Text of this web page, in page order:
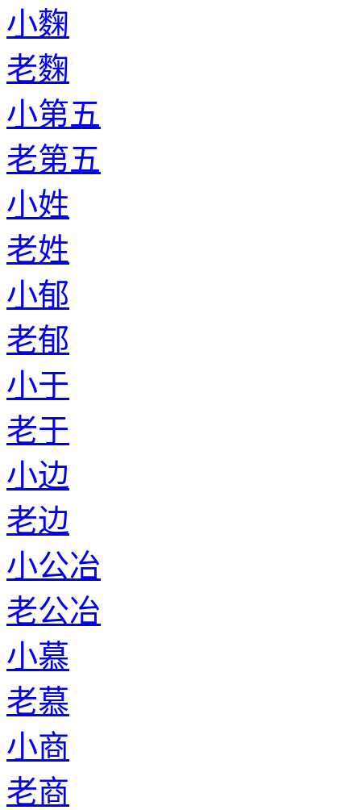
小麴
老麴
小第五
老第五
小姓
老姓
小郁
老郁
小于
老于
小边
老边
小公冶
老公冶
小慕
老慕
小商
老商